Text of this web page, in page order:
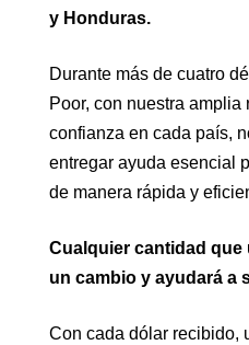
y Honduras.
Durante más de cuatro
Poor, con nuestra
confianza en cada país,
entregar ayuda esencial
de manera rápida y
Cualquier cantidad
un cambio y ayudará a
Con cada dólar recibido,